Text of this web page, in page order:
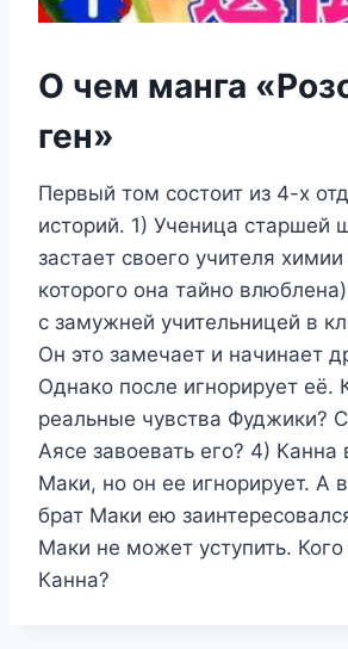
О чем манга
ген»
Первый том состоит из 4-х
историй. 1) Ученица старшей
застает своего учителя
которого она тайно
с замужней учительницей в
Он это замечает и начинает
Однако после игнорирует её.
реальные чувства Фуджики?
Аясе завоевать его? 4)
Маки, но он ее игнорирует. А
брат Маки ею
Маки не может уступить.
Канна?